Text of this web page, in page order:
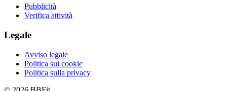
Pubblicità
Verifica attività
Legale
Avviso legale
Politica sui cookie
Politica sulla privacy